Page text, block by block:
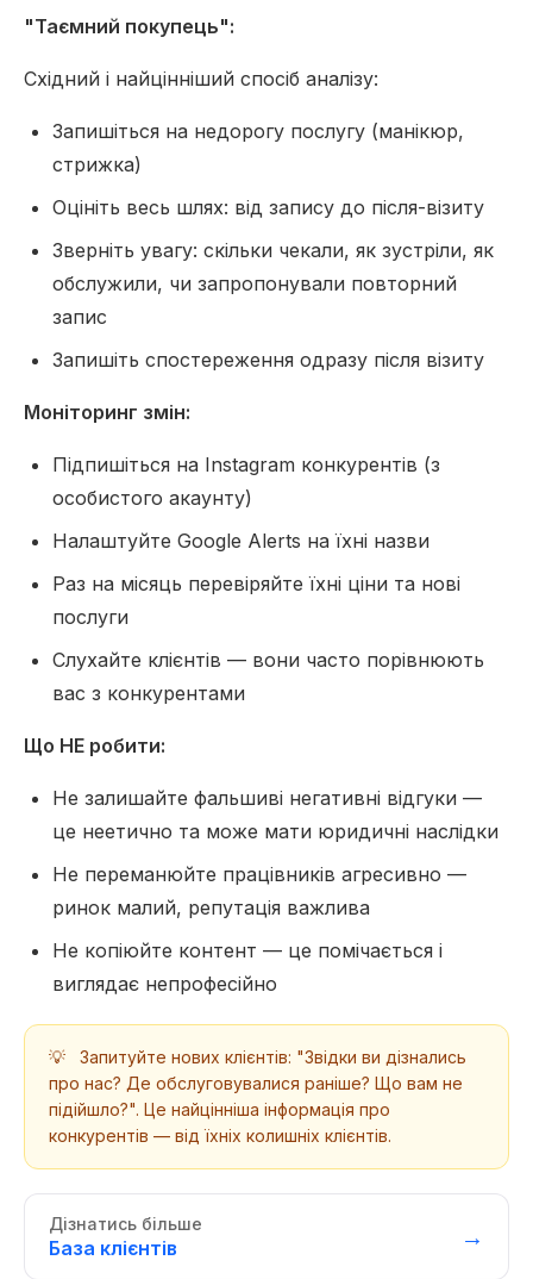
"Таємний покупець":
Східний і найцінніший спосіб аналізу:
Запишіться на недорогу послугу (манікюр,
стрижка)
Оцініть весь шлях: від запису до після-візиту
Зверніть увагу: скільки чекали, як зустріли, як
обслужили, чи запропонували повторний
запис
Запишіть спостереження одразу після візиту
Моніторинг змін:
Підпишіться на Instagram конкурентів (з
особистого акаунту)
Налаштуйте Google Alerts на їхні назви
Раз на місяць перевіряйте їхні ціни та нові
послуги
Слухайте клієнтів — вони часто порівнюють
вас з конкурентами
Що НЕ робити:
Не залишайте фальшиві негативні відгуки —
це неетично та може мати юридичні наслідки
Не переманюйте працівників агресивно —
ринок малий, репутація важлива
Не копіюйте контент — це помічається і
виглядає непрофесійно
💡
Запитуйте нових клієнтів: "Звідки ви дізнались
про нас? Де обслуговувалися раніше? Що вам не
підійшло?". Це найцінніша інформація про
конкурентів — від їхніх колишніх клієнтів.
Дізнатись більше
База клієнтів →